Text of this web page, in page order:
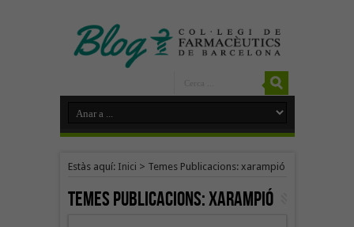
Estàs aquí: Inici > Temes Publicacions: xarampió
Temes Publicacions:xarampió